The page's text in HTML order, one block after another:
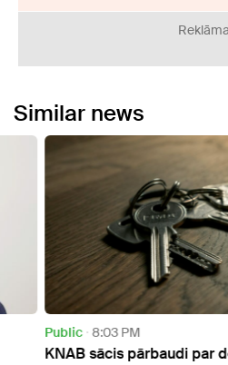
Reklāma
Similar news
Public 8:03 PM
KNAB sācis pārbaudi par